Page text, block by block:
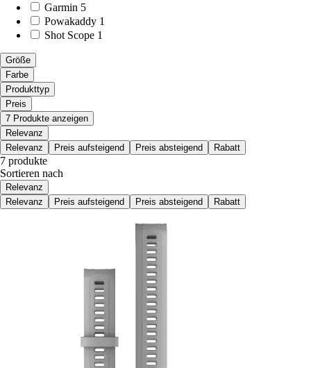
Garmin 5
Powakaddy 1
Shot Scope 1
Größe
Farbe
Produkttyp
Preis
7 Produkte anzeigen
Relevanz
Relevanz
Preis aufsteigend Preis absteigend Rabatt
7 produkte
Sortieren nach
Relevanz
Relevanz
Preis aufsteigend Preis absteigend Rabatt